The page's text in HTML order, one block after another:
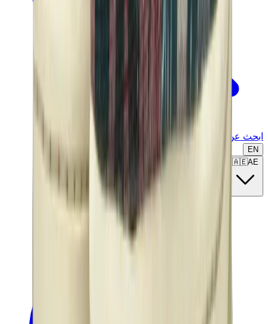
ابحث عن ماركة أو موديل...
EN
🇦🇪AE